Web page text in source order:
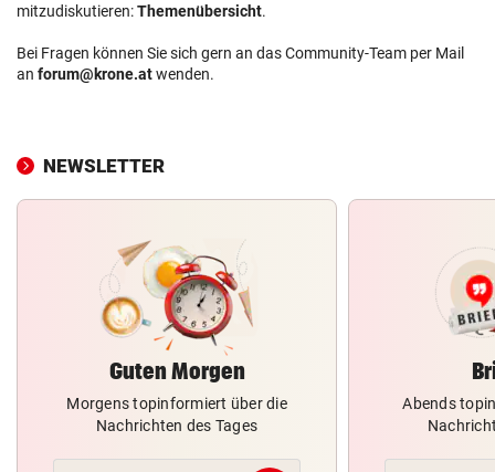
mitzudiskutieren:Themenübersicht.
Bei Fragen können Sie sich gern an das Community-Team per Mail
an forum@krone.atwenden.
NEWSLETTER
Guten Morgen
Morgens topinformiert über die
Nachrichten des Tages
Abends